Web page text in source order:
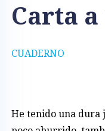
CUADERNO
Carta
He tenido una dura